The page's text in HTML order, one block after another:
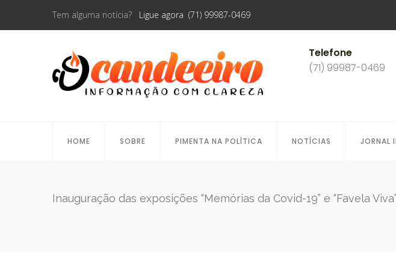
Tem alguma notícia? Ligue agora (71) 99987-0469
Telefone
(71) 99987-0469
HOME SOBRE PIMENTA NA POLÍTICA NOTÍCIAS JORNAL
Inauguração das exposições “Memórias da Covid-19” e “Favela